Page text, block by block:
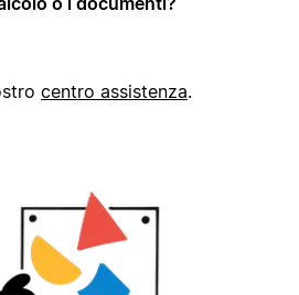
centro assistenza.